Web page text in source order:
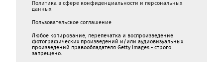
Политика в сфере конфиденциальности и персональных
данных
Пользовательское соглашение
Любое копирование, перепечатка и воспроизведение
фотографических произведений и/или аудиовизуальных
произведений правообладателя Getty Images - строго
запрещено.